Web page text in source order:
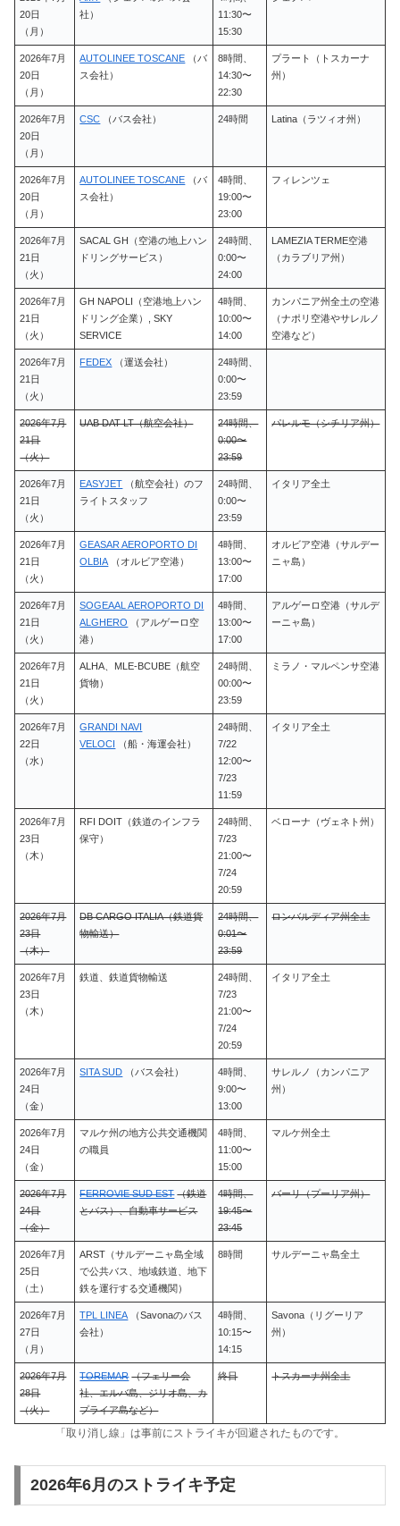
20日
（月）
社）
11:30〜
15:30
2026年7月
20日
（月）
AUTOLINEE TOSCANE
（バ
ス会社）
8時間、
14:30〜
22:30
プラート（トスカーナ
州）
2026年7月
20日
（月）
CSC （バス会社） 24時間 Latina（ラツィオ州）
2026年7月
20日
（月）
AUTOLINEE TOSCANE
（バ
ス会社）
4時間、
19:00〜
23:00
フィレンツェ
2026年7月
21日
（火）
SACAL GH（空港の地上ハン
ドリングサービス）
24時間、
0:00〜
24:00
LAMEZIA TERME空港
（カラブリア州）
2026年7月
21日
（火）
GH NAPOLI（空港地上ハン
ドリング企業）, SKY
SERVICE
4時間、
10:00〜
14:00
カンパニア州全土の空港
（ナポリ空港やサレルノ
空港など）
2026年7月
21日
（火）
FEDEX （運送会社）
24時間、
0:00〜
23:59
2026年7月
21日
（火）
UAB DAT LT（航空会社）
24時間、
0:00〜
23:59
パレルモ（シチリア州）
2026年7月
21日
（火）
EASYJET
（航空会社）のフ
ライトスタッフ
24時間、
0:00〜
23:59
イタリア全土
2026年7月
21日
（火）
GEASAR AEROPORTO DI
OLBIA
（オルビア空港）
4時間、
13:00〜
17:00
オルビア空港（サルデー
ニャ島）
2026年7月
21日
（火）
SOGEAAL AEROPORTO DI
ALGHERO
（アルゲーロ空
港）
4時間、
13:00〜
17:00
アルゲーロ空港（サルデ
ーニャ島）
2026年7月
21日
（火）
ALHA、MLE-BCUBE（航空
貨物）
24時間、
00:00〜
23:59
ミラノ・マルペンサ空港
2026年7月
22日
（水）
GRANDI NAVI
VELOCI
（船・海運会社）
24時間、
7/22
12:00〜
7/23
11:59
イタリア全土
2026年7月
23日
（木）
RFI DOIT（鉄道のインフラ
保守）
24時間、
7/23
21:00〜
7/24
20:59
ベローナ（ヴェネト州）
2026年7月
23日
（木）
DB CARGO ITALIA（鉄道貨
物輸送）
24時間、
0:01〜
23:59
ロンバルディア州全土
2026年7月
23日
（木）
鉄道、鉄道貨物輸送
24時間、
7/23
21:00〜
7/24
20:59
イタリア全土
2026年7月
24日
（金）
SITA SUD （バス会社）
4時間、
9:00〜
13:00
サレルノ（カンパニア
州）
2026年7月
24日
（金）
マルケ州の地方公共交通機関
の職員
4時間、
11:00〜
15:00
マルケ州全土
2026年7月
24日
（金）
FERROVIE SUD EST （鉄道
とバス）、自動車サービス
4時間、
19:45〜
23:45
バーリ（プーリア州）
2026年7月
25日
（土）
ARST（サルデーニャ島全域
で公共バス、地域鉄道、地下
鉄を運行する交通機関）
8時間 サルデーニャ島全土
2026年7月
27日
（月）
TPL LINEA
（Savonaのバス
会社）
4時間、
10:15〜
14:15
Savona（リグーリア
州）
2026年7月
28日
（火）
TOREMAR （フェリー会
社、エルバ島、ジリオ島、カ
プライア島など）
終日 トスカーナ州全土
「取り消し線」は事前にストライキが回避されたものです。
2026年6月のストライキ予定